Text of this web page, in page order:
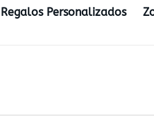
Regalos Personalizados